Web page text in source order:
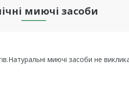
миючі засоби
миючі засоби не